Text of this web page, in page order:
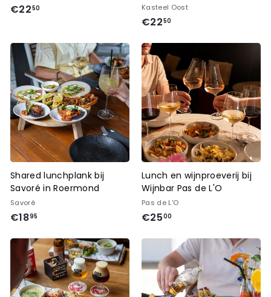
€2250
,
5
0
Kasteel Oost
€2250
5
0
Shared lunchplank bij
Savoré in Roermond
Savoré
€1895
Lunch en wijnproeverij bij
Wijnbar Pas de L'O
Pas de L'O
€2500
5
,
0
0